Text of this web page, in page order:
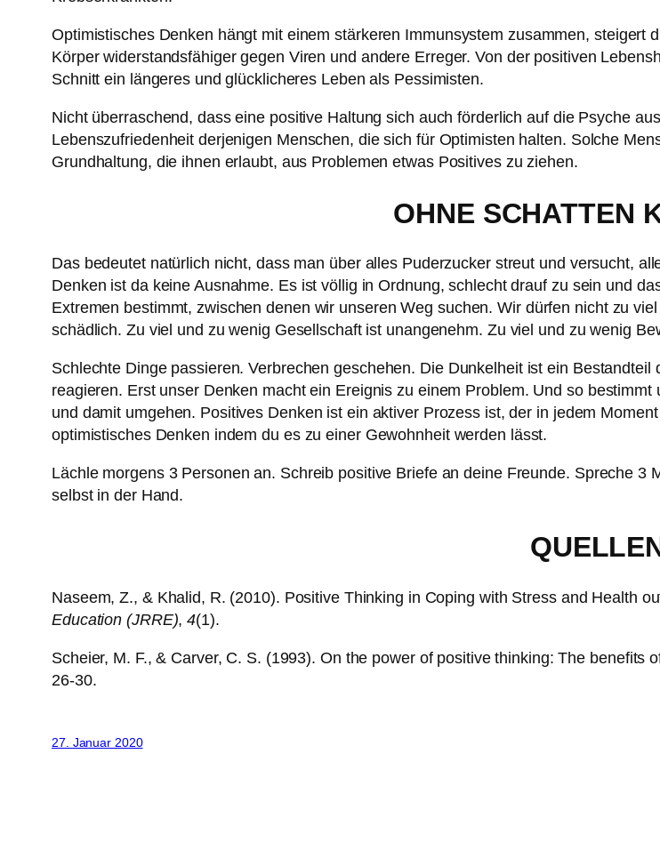
Optimistisches Denken hängt mit einem stärkeren Immunsystem zusammen, steigert
Körper widerstandsfähiger gegen Viren und andere Erreger. Von der positiven
Schnitt ein längeres und glücklicheres Leben als Pessimisten.
Nicht überraschend, dass eine positive Haltung sich auch förderlich auf die Psyche
Lebenszufriedenheit derjenigen Menschen, die sich für Optimisten halten. Solche
Grundhaltung, die ihnen erlaubt, aus Problemen etwas Positives zu ziehen.
OHNE SCHATTEN
Das bedeutet natürlich nicht, dass man über alles Puderzucker streut und versucht,
Denken ist da keine Ausnahme. Es ist völlig in Ordnung, schlecht drauf zu sein und
Extremen bestimmt, zwischen denen wir unseren Weg suchen. Wir dürfen nicht zu
schädlich. Zu viel und zu wenig Gesellschaft ist unangenehm. Zu viel und zu wenig
Schlechte Dinge passieren. Verbrechen geschehen. Die Dunkelheit ist ein
reagieren. Erst unser Denken macht ein Ereignis zu einem Problem. Und so
und damit umgehen. Positives Denken ist ein aktiver Prozess ist, der in jedem
optimistisches Denken indem du es zu einer Gewohnheit werden lässt.
Lächle morgens 3 Personen an. Schreib positive Briefe an deine Freunde. Spreche
selbst in der Hand.
Naseem, Z., & Khalid, R. (2010). Positive Thinking in Coping with Stress and Health
Education (JRRE),4(1).
Scheier, M. F., & Carver, C. S. (1993). On the power of positive thinking: The benefits
26-30.
27. Januar 2020